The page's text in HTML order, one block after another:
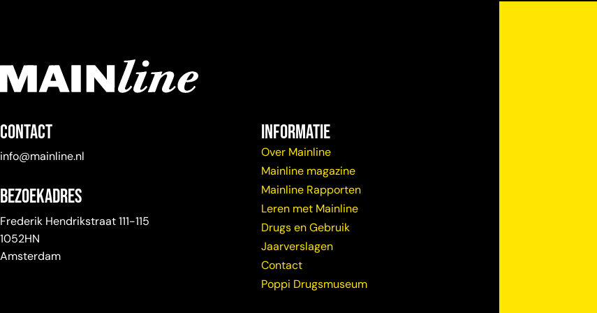
Contact
info@mainline.nl
Bezoekadres
Frederik Hendrikstraat 111-115
1052HN
Amsterdam
Informatie
Over Mainline
Mainline magazine
Mainline Rapporten
Leren met Mainline
Drugs en Gebruik
Jaarverslagen
Contact
Poppi Drugsmuseum